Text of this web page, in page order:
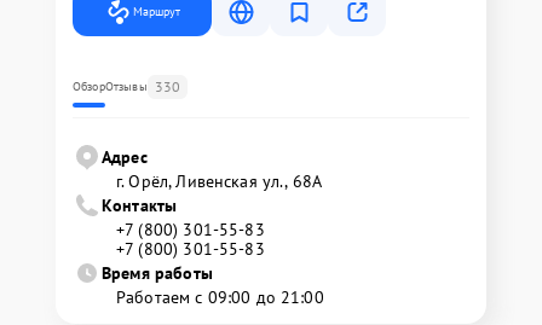
Маршрут
ОбзорОтзывы 330
Адрес
г. Орёл, Ливенская ул., 68А
Контакты
+7 (800) 301-55-83
+7 (800) 301-55-83
Время работы
Работаем с 09:00 до 21:00